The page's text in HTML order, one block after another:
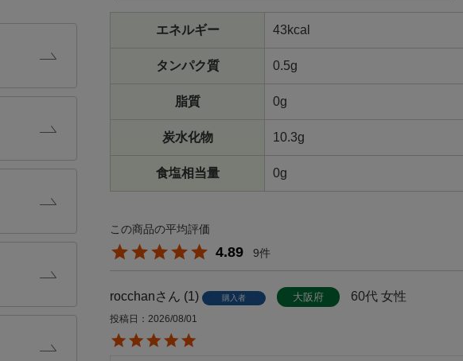
エネルギー 43kcal
タンパク質 0.5g
脂質 0g
炭水化物 10.3g
食塩相当量 0g
4.89 9
rocchan 1 購入者 大阪府 60代 女性
投稿日 2026/08/01